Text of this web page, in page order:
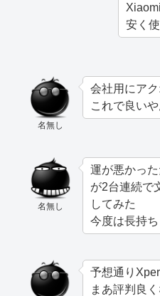
安く
名無し
会社用にアク
これで良い
名無し
運が悪かっ
が2台連続で
してみた
今度は長持
予想通り
まあ評判良